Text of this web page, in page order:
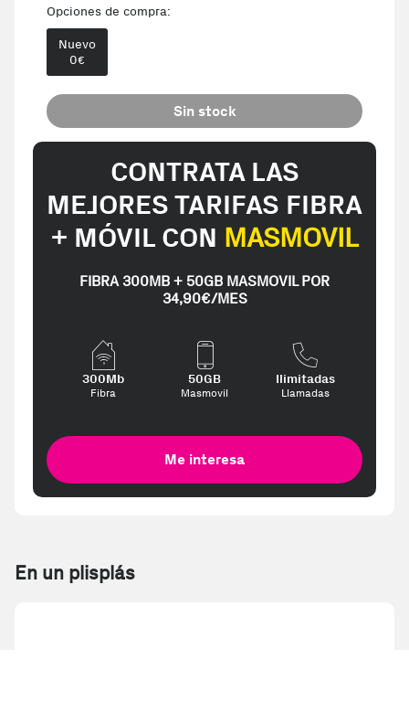
Opciones de compra:
Nuevo
0€
Sin stock
CONTRATA LAS
MEJORES TARIFAS FIBRA
+ MÓVIL CON MASMOVIL
FIBRA 300MB + 50GB MASMOVIL POR
34,90€/MES
300Mb
Fibra
50GB
Masmovil
Ilimitadas
Llamadas
Me interesa
En un plisplás